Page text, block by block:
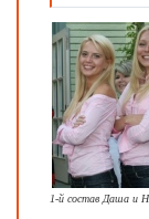
1-й состав Даша и